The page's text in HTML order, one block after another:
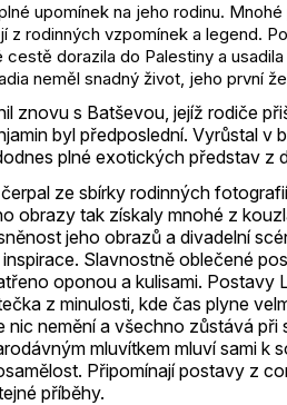
upomínek na jeho rodinu.
z rodinných vzpomínek a legend.
cestě dorazila do Palestiny a
neměl snadný život, jeho první
znovu s Batševou, jejíž rodiče
byl předposlední. Vyrůstal v
plné exotických představ z
ze sbírky rodinných
obrazy tak získaly mnohé z
jeho obrazů a divadelní
Slavnostně oblečené
oponou a kulisami. Postavy
z minulosti, kde čas plyne
nic nemění a všechno zůstává při
mluvítkem mluví sami k
Připomínají postavy z
příběhy.